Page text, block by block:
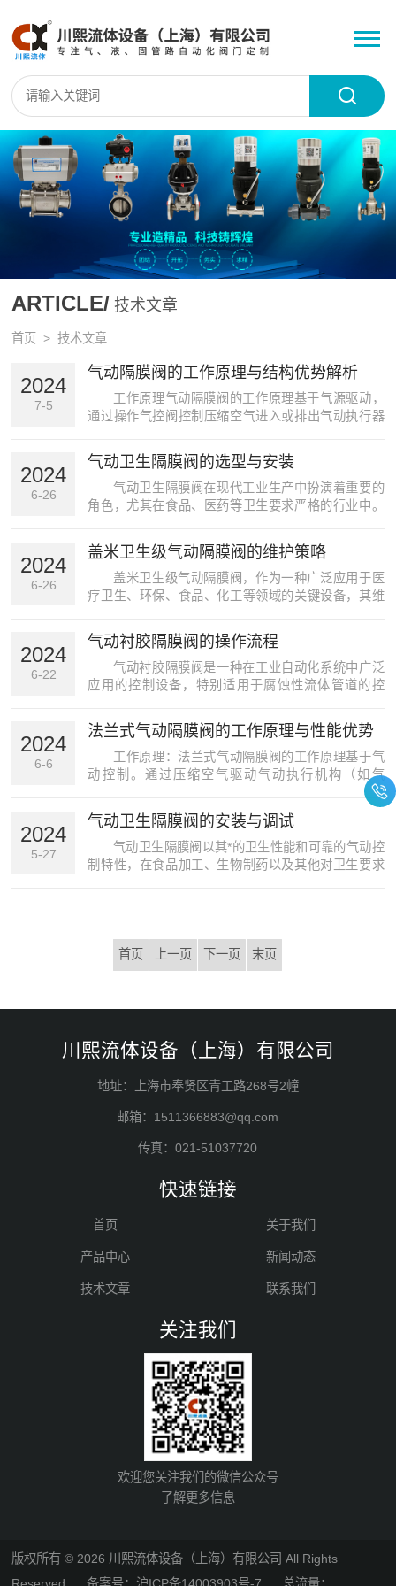
ARTICLE/ 技术文章
首页 > 技术文章
2024
7-5
气动隔膜阀的工作原理与结构优势解析
工作原理气动隔膜阀的工作原理基于气源驱动，
通过操作气控阀控制压缩空气进入或排出气动执行器
制信号到达时，气控阀开启或关闭，使得压缩空气进
入或排出气动执行器的活塞。当气动执行器的一个活
塞接收到压缩空...
2024
6-26
气动卫生隔膜阀的选型与安装
气动卫生隔膜阀在现代工业生产中扮演着重要的
角色，尤其在食品、医药等卫生要求严格的行业中。
性，而且能够有效地防止介质污染，保证产品的质量
和安全。本文将详细介绍该隔膜阀的选型与安装过
程，以期为相关行...
2024
6-26
盖米卫生级气动隔膜阀的维护策略
盖米卫生级气动隔膜阀，作为一种广泛应用于医
疗卫生、环保、食品、化工等领域的关键设备，其维
仅能够确保气动隔膜阀的正常运行，延长使用寿命，
还能够有效避免生产过程中的意外故障，保障生产线
的稳定与连续。...
2024
6-22
气动衬胶隔膜阀的操作流程
气动衬胶隔膜阀是一种在工业自动化系统中广泛
应用的控制设备，特别适用于腐蚀性流体管道的控
耐腐蚀性和密封性能。下面将详细介绍气动衬胶隔膜
阀的操作流程。一、准备工作在操作气动衬胶隔膜阀
之前，需要进行一...
2024
6-6
法兰式气动隔膜阀的工作原理与性能优势
工作原理：法兰式气动隔膜阀的工作原理基于气
动控制。通过压缩空气驱动气动执行机构（如气
缸），进而带动阀杆运动。阀杆与隔膜相连，当气动
执行机构接收到控制信号时，它会推动阀杆上升或下
降，从而带动隔膜的移动。当隔膜上升时，阀门开
启，介质得以流通；当...
2024
5-27
气动卫生隔膜阀的安装与调试
气动卫生隔膜阀以其*的卫生性能和可靠的气动控
制特性，在食品加工、生物制药以及其他对卫生要求
首页
上一页 下一页 末页
川熙流体设备（上海）有限公司
地址：上海市奉贤区青工路268号2幢
邮箱：1511366883@qq.com
传真：021-51037720
快速链接
首页 关于我们
产品中心 新闻动态
技术文章 联系我们
关注我们
欢迎您关注我们的微信公众号
了解更多信息
版权所有 © 2026 川熙流体设备（上海）有限公司 All Rights